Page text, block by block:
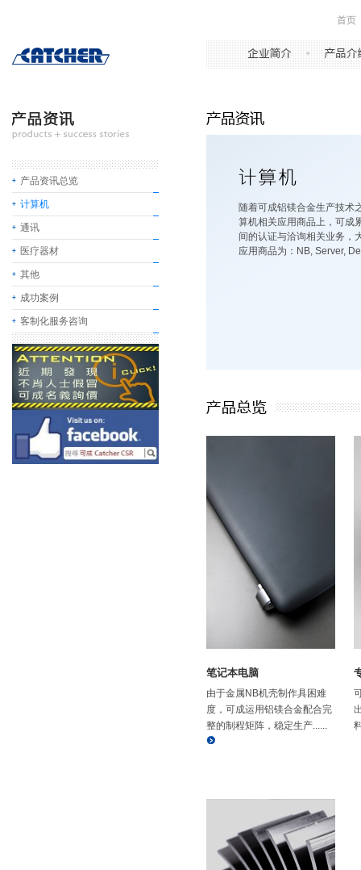
产品资讯总览
计算机
通讯
医疗器材
其他
成功案例
客制化服务咨询
随着可成铝镁合金生产技术
算机相关应用商品上，可成
间的认证与洽询相关业务，
应用商品为：NB, Server,
笔记本电脑
由于金属NB机壳制作具困难
度，可成运用铝镁合金配合完
整的制程矩阵，稳定生产......
首页